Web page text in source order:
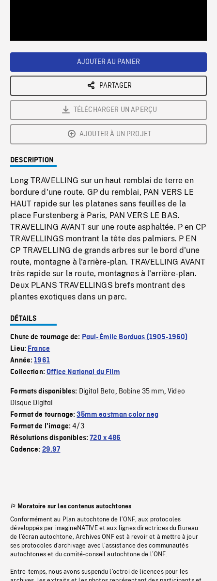
AJOUTER AU PANIER
PARTAGER
TÉLÉCHARGER UN APERÇU
AJOUTER À UN PROJET
DESCRIPTION
Long TRAVELLING sur un haut remblai de terre en
bordure d'une route. GP du remblai, PAN VERS LE
HAUT rapide sur les platanes sans feuilles de la
place Furstenberg à Paris, PAN VERS LE BAS.
TRAVELLING AVANT sur une route asphaltée. P en CP
TRAVELLINGS montrant la tête des palmiers. P EN
CP TRAVELLING de grands arbres sur le bord d'une
route, montagne à l'arrière-plan. TRAVELLING AVANT
très rapide sur la route, montagnes à l'arrière-plan.
Deux PLANS TRAVELLINGS brefs montrant des
plantes exotiques dans un parc.
DÉTAILS
Chute de tournage de: Paul-Émile Borduas (1905-1960)
Lieu: France
Année:1961
Collection:Office National du Film
Formats disponibles: Digital Beta, Bobine 35 mm,Video
Disque Digital
Format de tournage:35mm eastman color neg
Format de l'image:4/3
Résolutions disponibles:720 x 486
Cadence: 29.97
Moratoire sur les contenus autochtones
Conformément au Plan autochtone de l’ONF, aux protocoles
développés par imagineNATIVE et aux lignes directrices du Bureau
de l’écran autochtone, Archives ONF est à revoir et à mettre à jour
ses protocoles d’archivage avec l’assistance des communautés
autochtones et du comité-conseil autochtone de l’ONF.
Entre-temps, nous avons suspendu l’octroi de licences pour les